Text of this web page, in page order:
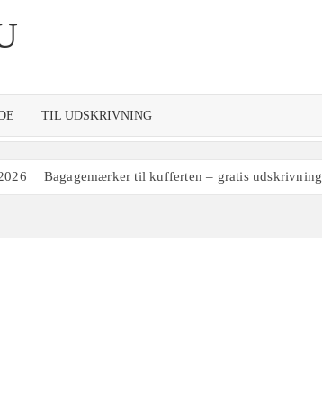
TIL UDSKRIVNING
Bagagemærker til kufferten – gratis udskrivning